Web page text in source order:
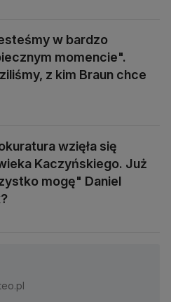
w bardzo
momencie".
z kim Braun chce
wzięła się
Kaczyńskiego. Już
mogę" Daniel